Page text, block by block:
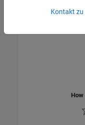
Kontakt zu